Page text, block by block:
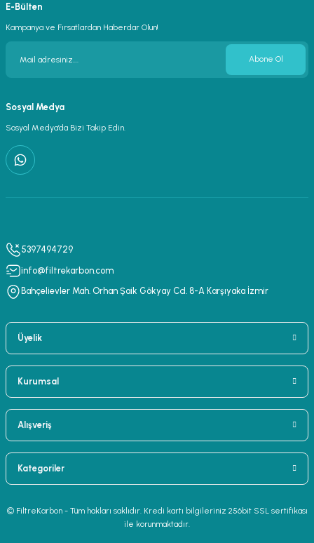
11.250,00 TL
Filtrekarbon
Karbon Filtre Askısı 2'li 120cm
Filtrekarbon
Aktif Karbon Filtre 190m3/s - 100mm
2.350,00 TL
E-Bülten
Kampanya ve Fırsatlardan Haberdar Olun!
Abone Ol
Sosyal Medya
Sosyal Medya’da Bizi Takip Edin.
5397494729
info@filtrekarbon.com
Bahçelievler Mah. Orhan Şaik Gökyay Cd. 8-A Karşıyaka İzmir
Üyelik
Kurumsal
Alışveriş
Kategoriler
© FiltreKarbon - Tüm hakları saklıdır. Kredi kartı bilgileriniz 256bit SSL sertifikası
ile korunmaktadır.